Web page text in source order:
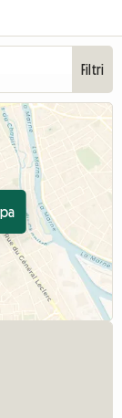
Filtri